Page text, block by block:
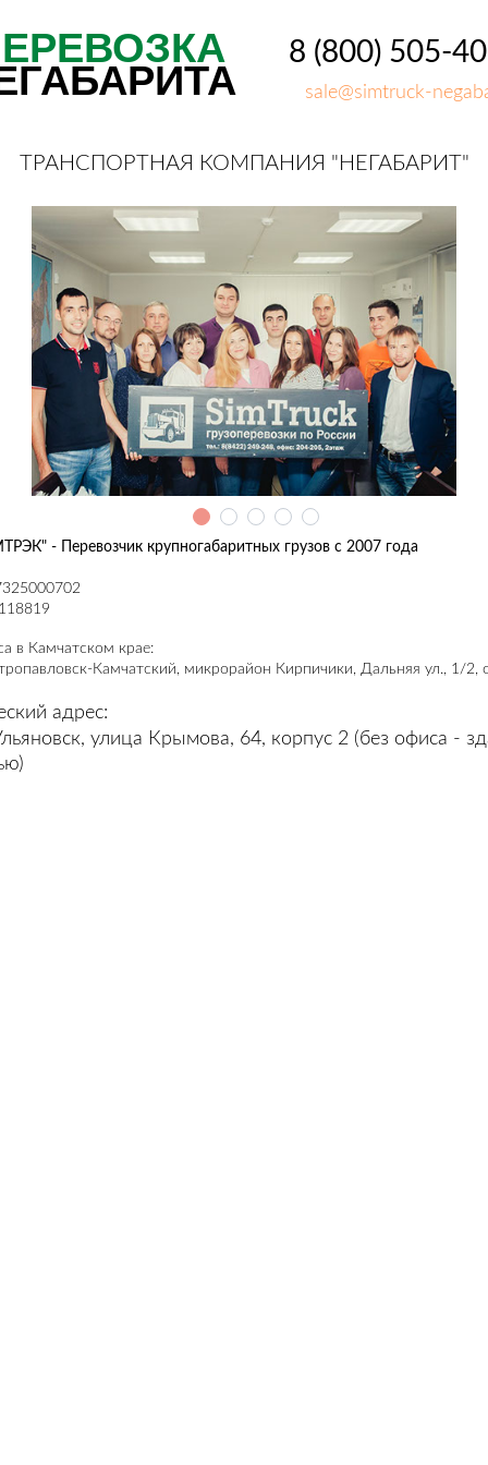
8 (800) 505-
sale@simtruck-
ТРАНСПОРТНАЯ КОМПАНИЯ "НЕГАБАРИТ"
- Перевозчик крупногабаритных грузов с 2007 года
в Камчатском крае:
Камчатский, микрорайон Кирпичики, Дальняя ул., 1/2,
адрес:
улица Крымова, 64, корпус 2 (без офиса -